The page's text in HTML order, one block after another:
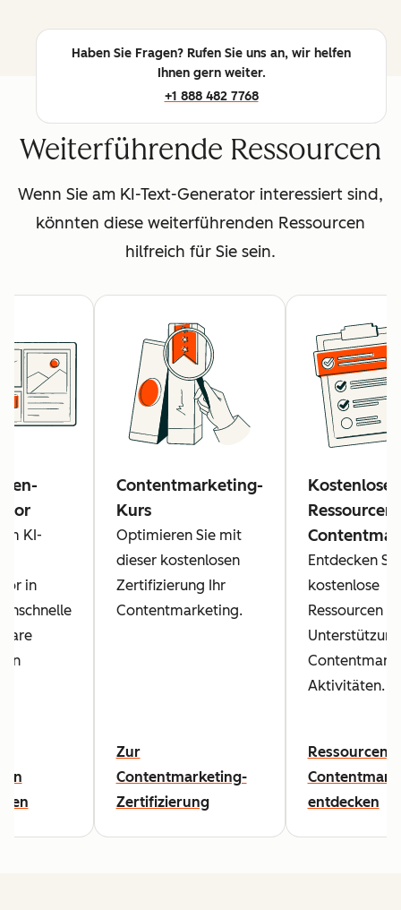
Haben Sie Fragen? Rufen Sie uns an, wir helfen
Ihnen gern weiter.
+1 888 482 7768
Weiterführende Ressourcen
Wenn Sie am KI-Text-Generator interessiert sind,
könnten diese weiterführenden Ressourcen
hilfreich für Sie sein.
KI-
in
Contentmarketing-
Kurs
Optimieren Sie mit
dieser kostenlosen
Zertifizierung Ihr
Contentmarketing.
Zur
Contentmarketing-
Zertifizierung
Kostenlose
Ressourcen
Entdecken Sie
kostenlose
Ressourcen
Aktivitäten.
Ressourcen
entdecken